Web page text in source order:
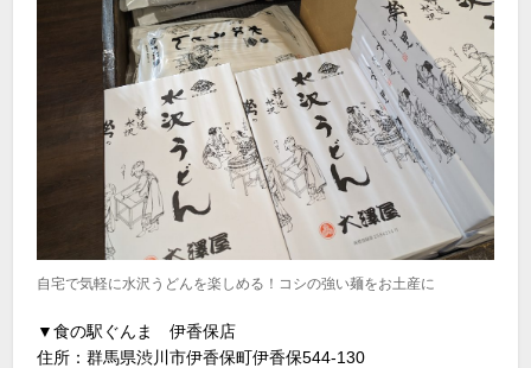
自宅で気軽に水沢うどんを楽しめる！コシの強い麺をお土産に
▼食の駅ぐんま 伊香保店
住所：群馬県渋川市伊香保町伊香保544-130